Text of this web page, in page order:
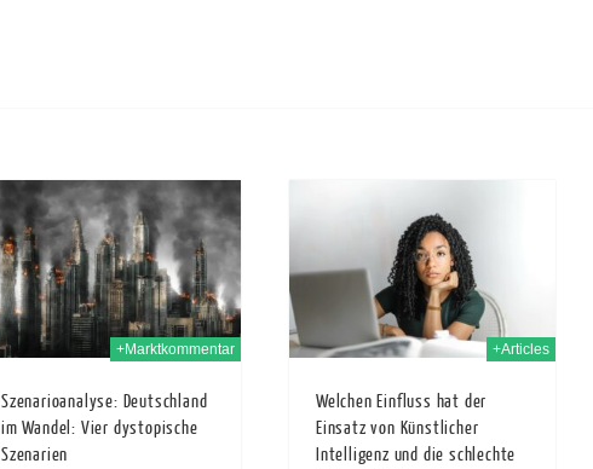
+Marktkommentar
Szenarioanalyse: Deutschland
im Wandel: Vier dystopische
Szenarien
+Articles
Welchen Einfluss hat der
Einsatz von Künstlicher
Intelligenz und die schlechte